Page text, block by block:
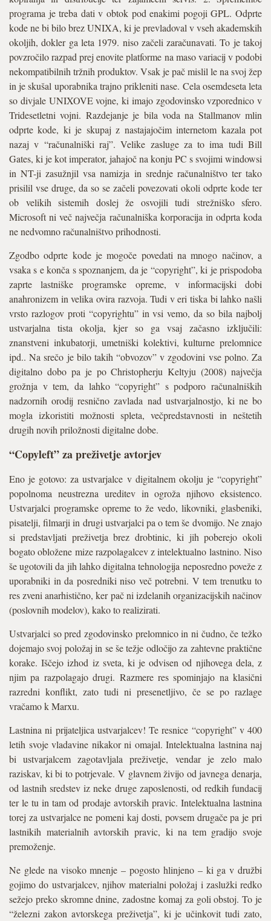
programa je treba dati v obtok pod enakimi pogoji GPL. Odprte
kode ne bi bilo brez UNIXA, ki je prevladoval v vseh akademskih
okoljih, dokler ga leta 1979. niso začeli zaračunavati. To je takoj
povzročilo razpad prej enovite platforme na maso variacij v podobi
nekompatibilnih tržnih produktov. Vsak je pač mislil le na svoj žep
in je skušal uporabnika trajno prikleniti nase. Cela osemdeseta leta
so divjale UNIXOVE vojne, ki imajo zgodovinsko vzporednico v
Tridesetletni vojni. Razdejanje je bila voda na Stallmanov mlin
odprte kode, ki je skupaj z nastajajočim internetom kazala pot
nazaj v “računalniški raj”. Velike zasluge za to ima tudi Bill
Gates, ki je kot imperator, jahajoč na konju PC s svojimi windowsi
in NT-ji zasužnjil vsa namizja in srednje računalništvo ter tako
prisilil vse druge, da so se začeli povezovati okoli odprte kode ter
ob velikih sistemih doslej že osvojili tudi strežniško sfero.
Microsoft ni več največja računalniška korporacija in odprta koda
ne nedvomno računalništvo prihodnosti.
Zgodbo odprte kode je mogoče povedati na mnogo načinov, a
vsaka s e konča s spoznanjem, da je “copyright”, ki je prispodoba
zaprte lastniške programske opreme, v informacijski dobi
anahronizem in velika ovira razvoja. Tudi v eri tiska bi lahko našli
vrsto razlogov proti “copyrightu” in vsi vemo, da so bila najbolj
ustvarjalna tista okolja, kjer so ga vsaj začasno izključili:
znanstveni inkubatorji, umetniški kolektivi, kulturne prelomnice
ipd.. Na srečo je bilo takih “obvozov” v zgodovini vse polno. Za
digitalno dobo pa je po Christopherju Keltyju (2008) največja
grožnja v tem, da lahko “copyright” s podporo računalniških
nadzornih orodij resnično zavlada nad ustvarjalnostjo, ki ne bo
mogla izkoristiti možnosti spleta, večpredstavnosti in neštetih
drugih novih priložnosti digitalne dobe.
“Copyleft” za preživetje avtorjev
Eno je gotovo: za ustvarjalce v digitalnem okolju je “copyright”
popolnoma neustrezna ureditev in ogroža njihovo eksistenco.
Ustvarjalci programske opreme to že vedo, likovniki, glasbeniki,
pisatelji, filmarji in drugi ustvarjalci pa o tem še dvomijo. Ne znajo
si predstavljati preživetja brez drobtinic, ki jih poberejo okoli
bogato obložene mize razpolagalcev z intelektualno lastnino. Niso
še ugotovili da jih lahko digitalna tehnologija neposredno poveže z
uporabniki in da posredniki niso več potrebni. V tem trenutku to
res zveni anarhistično, ker pač ni izdelanih organizacijskih načinov
(poslovnih modelov), kako to realizirati.
Ustvarjalci so pred zgodovinsko prelomnico in ni čudno, če težko
dojemajo svoj položaj in se še težje odločijo za zahtevne praktične
korake. Iščejo izhod iz sveta, ki je odvisen od njihovega dela, z
njim pa razpolagajo drugi. Razmere res spominjajo na klasični
razredni konflikt, zato tudi ni presenetljivo, če se po razlage
vračamo k Marxu.
Lastnina ni prijateljica ustvarjalcev! Te resnice “copyright” v 400
letih svoje vladavine nikakor ni omajal. Intelektualna lastnina naj
bi ustvarjalcem zagotavljala preživetje, vendar je zelo malo
raziskav, ki bi to potrjevale. V glavnem živijo od javnega denarja,
od lastnih sredstev iz neke druge zaposlenosti, od redkih fundacij
ter le tu in tam od prodaje avtorskih pravic. Intelektualna lastnina
torej za ustvarjalce ne pomeni kaj dosti, povsem drugače pa je pri
lastnikih materialnih avtorskih pravic, ki na tem gradijo svoje
premoženje.
Ne glede na visoko mnenje – pogosto hlinjeno – ki ga v družbi
gojimo do ustvarjalcev, njihov materialni položaj i zaslužki redko
sežejo preko skromne dnine, zadostne komaj za goli obstoj. To je
“železni zakon avtorskega preživetja”, ki je učinkovit tudi zato,